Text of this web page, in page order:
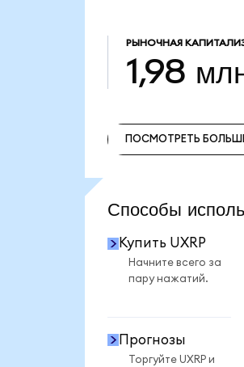
РЫНОЧНАЯ
1,98
ПОСМОТРЕТЬ
Способы
Купить UXRP
Начните всего за
пару нажатий.
Прогнозы
Торгуйте UXRP и